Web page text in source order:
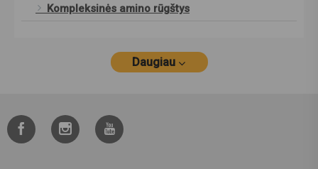
Kompleksinės amino rūgštys
Daugiau